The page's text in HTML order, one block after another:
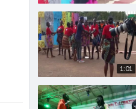
1:01